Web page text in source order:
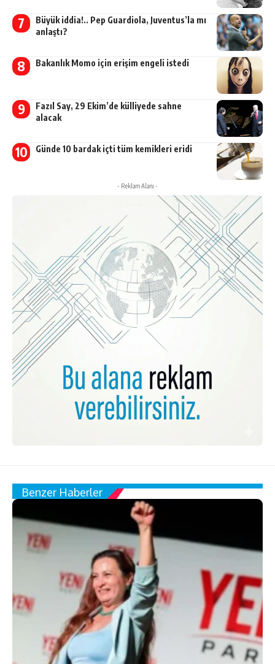
Büyük iddia!.. Pep Guardiola, Juventus’la mı
anlaştı?
Bakanlık Momo için erişim engeli istedi
Fazıl Say, 29 Ekim’de külliyede sahne
alacak
Günde 10 bardak içti tüm kemikleri eridi
- Reklam Alanı -
Benzer Haberler